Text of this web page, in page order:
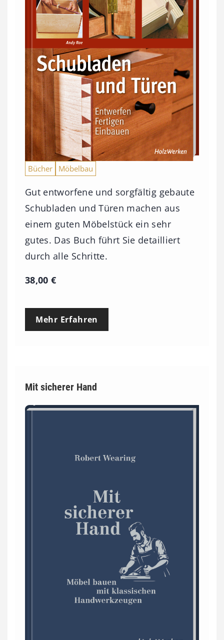
Bücher Möbelbau
Gut entworfene und sorgfältig gebaute
Schubladen und Türen machen aus
einem guten Möbelstück ein sehr
gutes. Das Buch führt Sie detailliert
durch alle Schritte.
38,00€
Mehr Erfahren
Mit sicherer Hand